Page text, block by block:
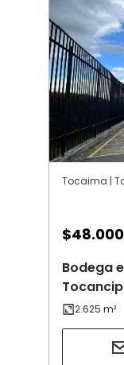
Tocaima |
$
Bodega